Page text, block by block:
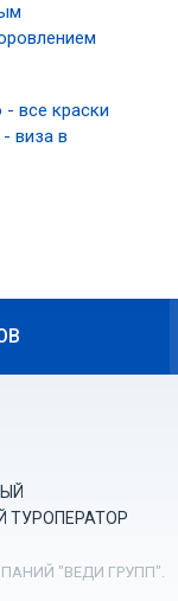
все краски
виза в
"ВЕДИ ГРУПП".